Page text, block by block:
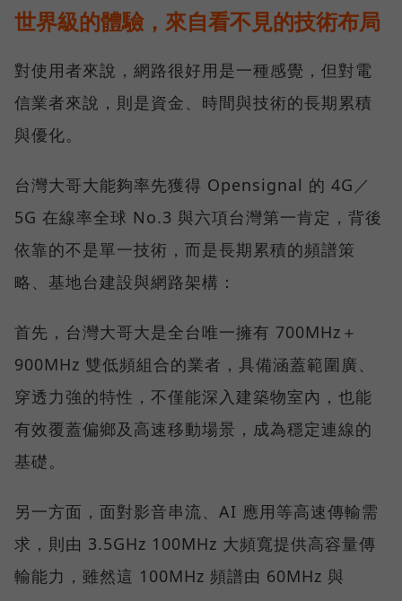
世界級的體驗，來自看不見的技術布局
對使用者來說，網路很好用是一種感覺，但對電
信業者來說，則是資金、時間與技術的長期累積
與優化。
台灣大哥大能夠率先獲得 Opensignal 的 4G／
5G 在線率全球 No.3 與六項台灣第一肯定，背後
依靠的不是單一技術，而是長期累積的頻譜策
略、基地台建設與網路架構：
首先，台灣大哥大是全台唯一擁有 700MHz＋
900MHz 雙低頻組合的業者，具備涵蓋範圍廣、
穿透力強的特性，不僅能深入建築物室內，也能
有效覆蓋偏鄉及高速移動場景，成為穩定連線的
基礎。
另一方面，面對影音串流、AI 應用等高速傳輸需
求，則由 3.5GHz 100MHz 大頻寬提供高容量傳
輸能力，雖然這 100MHz 頻譜由 60MHz 與